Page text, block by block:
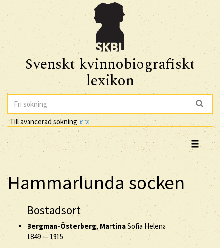
Svenskt kvinnobiografiskt
lexikon
Till avancerad sökning
Hammarlunda socken
Bostadsort
Bergman-Österberg, MartinaSofia Helena
1849— 1915